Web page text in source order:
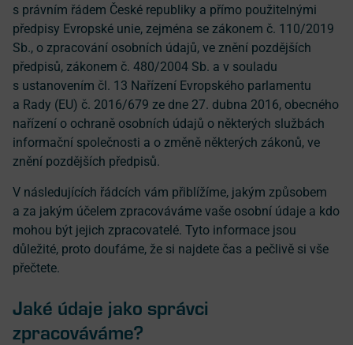
s právním řádem České republiky a přímo použitelnými
předpisy Evropské unie, zejména se zákonem č. 110/2019
Sb., o zpracování osobních údajů, ve znění pozdějších
předpisů, zákonem č. 480/2004 Sb. a v souladu
s ustanovením čl. 13 Nařízení Evropského parlamentu
a Rady (EU) č. 2016/679 ze dne 27. dubna 2016, obecného
nařízení o ochraně osobních údajů o některých službách
informační společnosti a o změně některých zákonů, ve
znění pozdějších předpisů.
V následujících řádcích vám přiblížíme, jakým způsobem
a za jakým účelem zpracováváme vaše osobní údaje a kdo
mohou být jejich zpracovatelé. Tyto informace jsou
důležité, proto doufáme, že si najdete čas a pečlivě si vše
přečtete.
Jaké údaje jako správci
zpracováváme?